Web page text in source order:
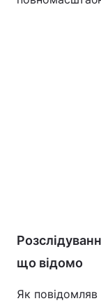
що відомо
Як